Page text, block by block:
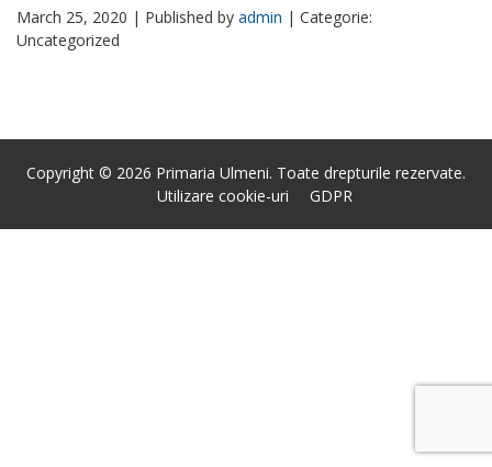
March 25, 2020 | Published by admin | Categorie:
Uncategorized
Copyright © 2026 Primaria Ulmeni. Toate drepturile rezervate.
Utilizare cookie-uri
GDPR